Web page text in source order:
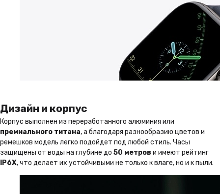
Дизайн и корпус
Корпус выполнен из переработанного алюминия или
премиального титана, а благодаря разнообразию цветов и
ремешков модель легко подойдет под любой стиль. Часы
защищены от воды на глубине до 50 метров и имеют рейтинг
IP6X, что делает их устойчивыми не только к влаге, но и к пыли.